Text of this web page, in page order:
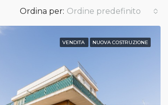
Ordina per: Ordine predefinito
VENDITA NUOVA COSTRUZIONE